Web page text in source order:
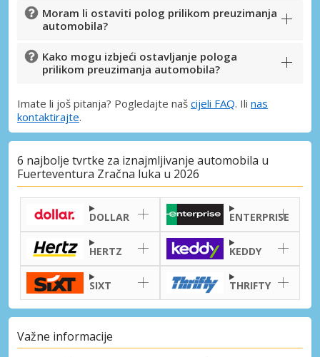
Posebni popusti
Pristupite ekskluzivnim ponudama naših
dobavljača
Moram li ostaviti polog prilikom preuzimanja
automobila?
Kako mogu izbjeći ostavljanje pologa
prilikom preuzimanja automobila?
Imate li još pitanja? Pogledajte naš cijeli FAQ. Ili nas
kontaktirajte.
6 najbolje tvrtke za iznajmljivanje automobila u
Fuerteventura Zračna luka u 2026
DOLLAR ENTERPRISE
HERTZ KEDDY
SIXT THRIFTY
Važne informacije